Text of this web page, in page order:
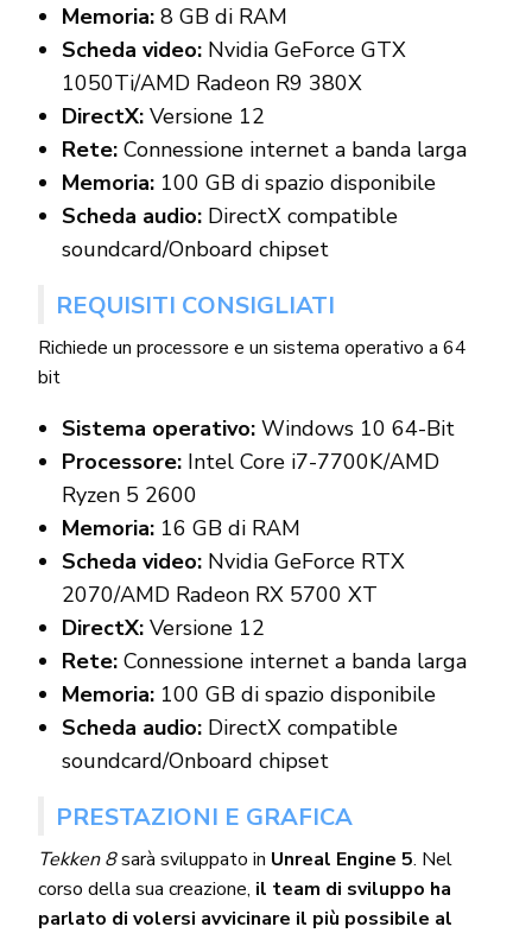
Memoria:8 GB di RAM
Scheda video:Nvidia GeForce GTX
1050Ti/AMD Radeon R9 380X
DirectX:Versione 12
Rete:Connessione internet a banda larga
Memoria:100 GB di spazio disponibile
Scheda audio:DirectX compatible
soundcard/Onboard chipset
REQUISITI CONSIGLIATI
Richiede un processore e un sistema operativo a 64
bit
Sistema operativo:Windows 10 64-Bit
Processore:Intel Core i7-7700K/AMD
Ryzen 5 2600
Memoria:16 GB di RAM
Scheda video:Nvidia GeForce RTX
2070/AMD Radeon RX 5700 XT
DirectX:Versione 12
Rete:Connessione internet a banda larga
Memoria:100 GB di spazio disponibile
Scheda audio:DirectX compatible
soundcard/Onboard chipset
PRESTAZIONI E GRAFICA
Tekken 8sarà sviluppato in Unreal Engine 5. Nel
corso della sua creazione, il team di sviluppo ha
parlato di volersi avvicinare il più possibile al